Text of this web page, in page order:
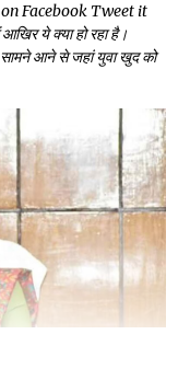
Facebook Tweet it
ये क्या हो रहा है।
सामने आने से जहां युवा खुद को